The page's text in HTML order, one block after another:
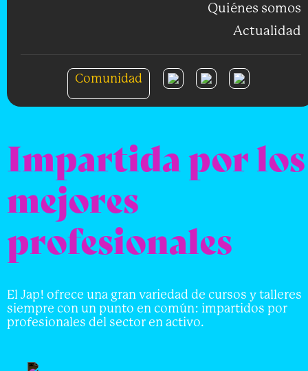
Quiénes somos
Actualidad
Comunidad
Impartida por los
mejores
profesionales
El Jap! ofrece una gran variedad de cursos y talleres
siempre con un punto en común: impartidos por
profesionales del sector en activo.